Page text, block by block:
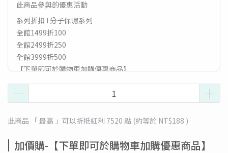
此商品參與的優惠活動
系列折扣 l 分子保濕系列
全館1499折100
全館2499折250
全館3999折500
【下單即可於購物車加購優惠商品】
【8月滿額贈🎁】滿$1499贈PuraVida分子保濕前導修護液
1mlx3；滿$2499贈PuraVida維他命煥白亮采乳12ml；滿
$3999贈PuraVida奇肌賦活修護安瓶3入(贈送符合最高門檻之
贈品，恕不累贈，送完為止)
此商品 「 最高 」可以折抵紅利 7520 點 (約等於 NT$188 )
加價購-【下單即可於購物車加購優惠商品】